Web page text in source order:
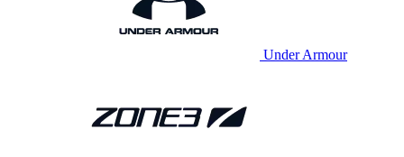
Under Armour